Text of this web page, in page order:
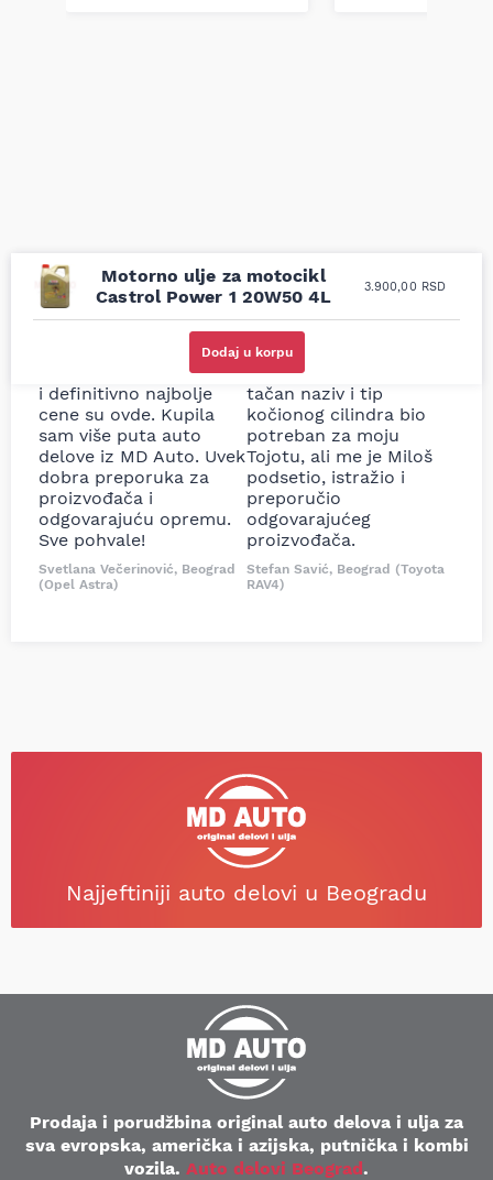
Motorno ulje za motocikl
Castrol Power 1 20W50 4L
3.900,00 RSD
Dodaj u korpu
Uporedila sam sve
prodavnice auto delova
i definitivno najbolje
cene su ovde. Kupila
sam više puta auto
delove iz MD Auto. Uvek
dobra preporuka za
proizvođača i
odgovarajuću opremu.
Sve pohvale!
Svetlana Večerinović, Beograd
(Opel Astra)
Odlična usluga i
ljubazni prodavci.
Nisam bio siguran koji je
tačan naziv i tip
kočionog cilindra bio
potreban za moju
Tojotu, ali me je Miloš
podsetio, istražio i
preporučio
odgovarajućeg
proizvođača.
Stefan Savić, Beograd (Toyota
RAV4)
Najjeftiniji auto delovi u Beogradu
Prodaja i porudžbina original auto delova i ulja za
sva evropska, američka i azijska, putnička i kombi
vozila. Auto delovi Beograd.